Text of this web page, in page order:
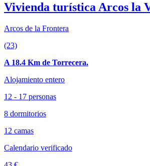
Vivienda turística Arcos la
Arcos de la Frontera
(23)
A 18.4 Km de Torrecera.
Alojamiento entero
12 - 17 personas
8 dormitorios
12 camas
Calendario verificado